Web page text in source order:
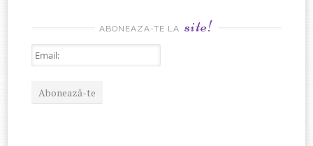
ABONEAZA-TE LA site!